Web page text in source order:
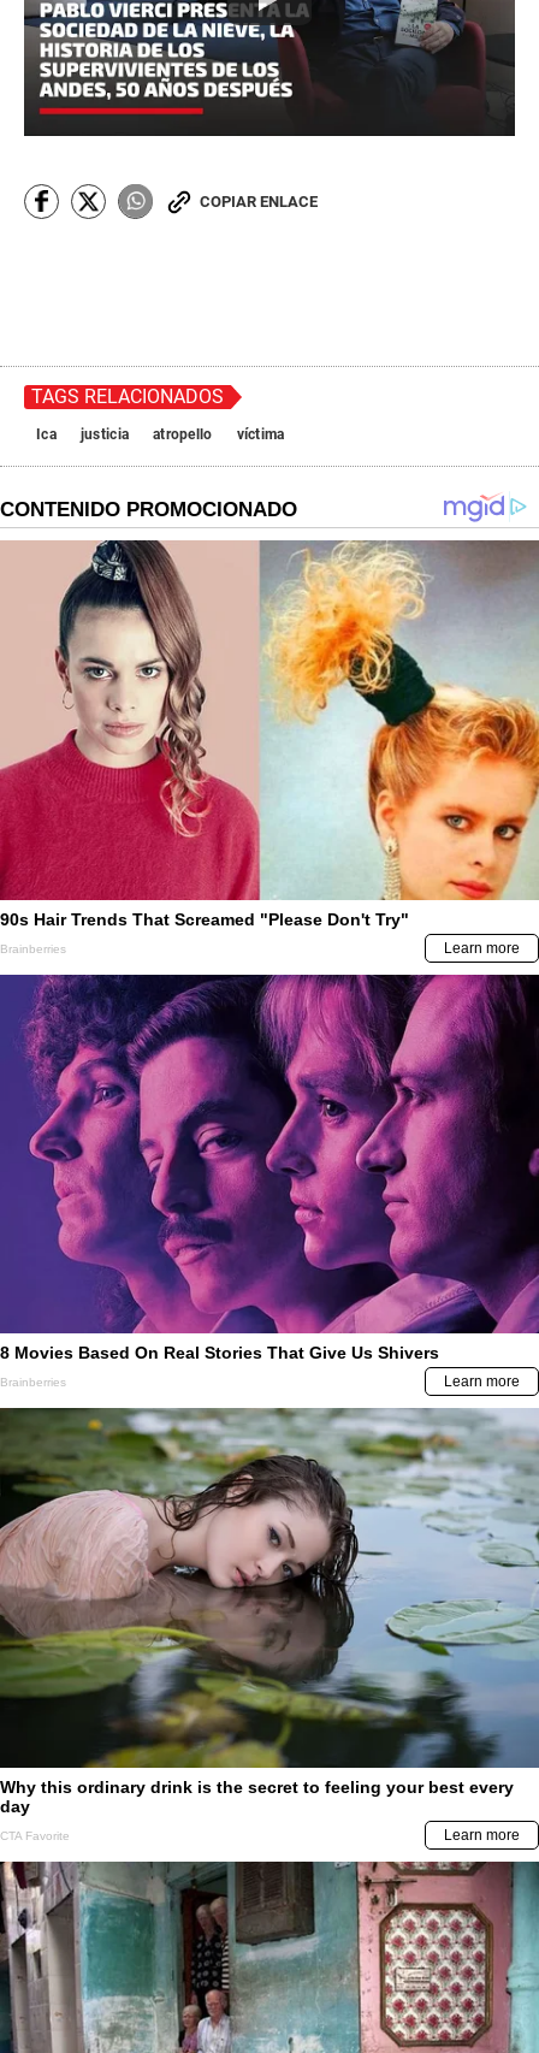
COPIAR ENLACE
TAGS RELACIONADOS
Ica justicia atropello víctima